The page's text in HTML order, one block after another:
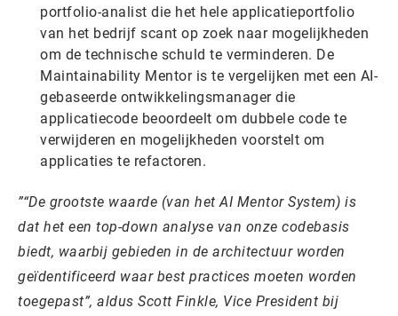
portfolio-analist die het hele applicatieportfolio
van het bedrijf scant op zoek naar mogelijkheden
om de technische schuld te verminderen. De
Maintainability Mentor is te vergelijken met een AI-
gebaseerde ontwikkelingsmanager die
applicatiecode beoordeelt om dubbele code te
verwijderen en mogelijkheden voorstelt om
applicaties te refactoren.
“De grootste waarde (van het AI Mentor System) is
dat het een top-down analyse van onze codebasis
biedt, waarbij gebieden in de architectuur worden
geïdentificeerd waar best practices moeten worden
toegepast”, aldus Scott Finkle, Vice President bij